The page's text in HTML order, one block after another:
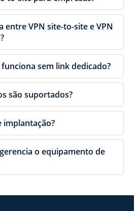
entre VPN site-to-site e VPN
sem link dedicado?
são suportados?
implantação?
o equipamento de